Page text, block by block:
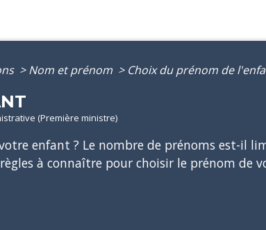
> Nom et prénom > Choix du prénom de
(Première ministre)
enfant ? Le nombre de prénoms est-il
à connaître pour choisir le prénom de